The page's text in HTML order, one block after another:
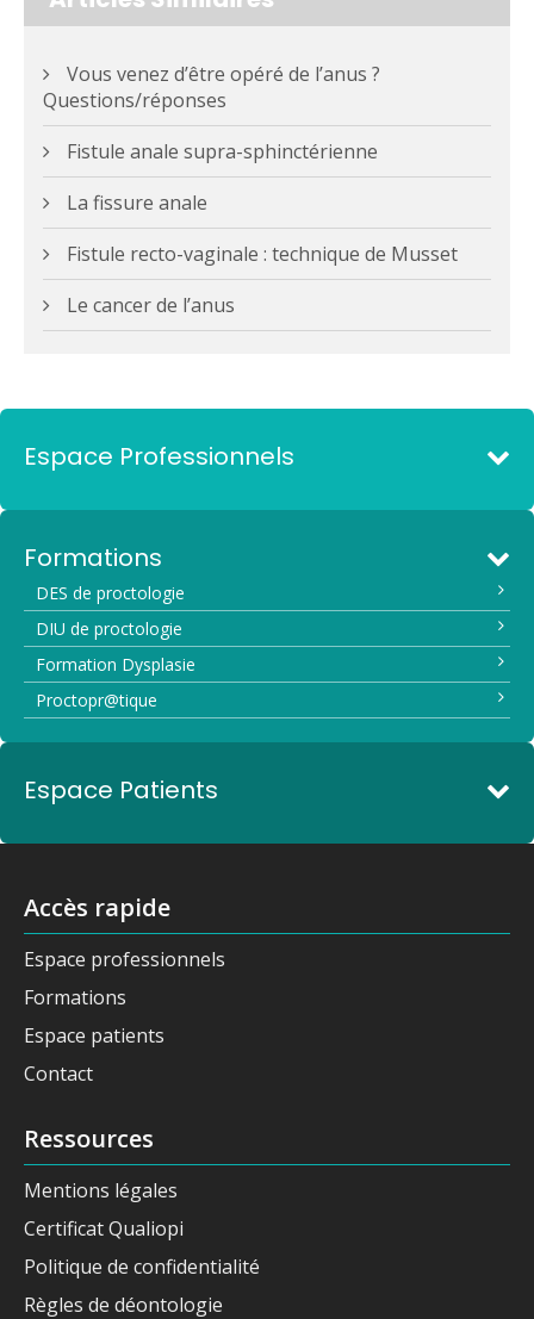
Vous venez d’être opéré de l’anus ?
Questions/réponses
Fistule anale supra-sphinctérienne
La fissure anale
Fistule recto-vaginale : technique de Musset
Le cancer de l’anus
Espace Professionnels
Formations
DES de proctologie
DIU de proctologie
Formation Dysplasie
Proctopr@tique
Espace Patients
Accès rapide
Espace professionnels
Formations
Espace patients
Contact
Ressources
Mentions légales
Certificat Qualiopi
Politique de confidentialité
Règles de déontologie